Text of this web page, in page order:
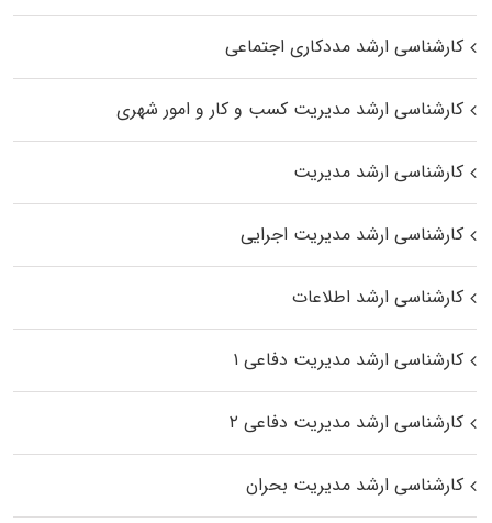
کارشناسی ارشد مددکاری اجتماعی
کارشناسی ارشد مدیریت کسب و کار و امور شهری
کارشناسی ارشد مدیریت
کارشناسی ارشد مدیریت اجرایی
کارشناسی ارشد اطلاعات
کارشناسی ارشد مدیریت دفاعی ۱
کارشناسی ارشد مدیریت دفاعی ۲
کارشناسی ارشد مدیریت بحران